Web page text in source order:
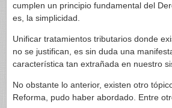
cumplen un principio fundamental del
es, la simplicidad.
Unificar tratamientos tributarios donde
no se justifican, es sin duda una
característica tan extrañada en nuestro
No obstante lo anterior, existen otro
Reforma, pudo haber abordado. Entre